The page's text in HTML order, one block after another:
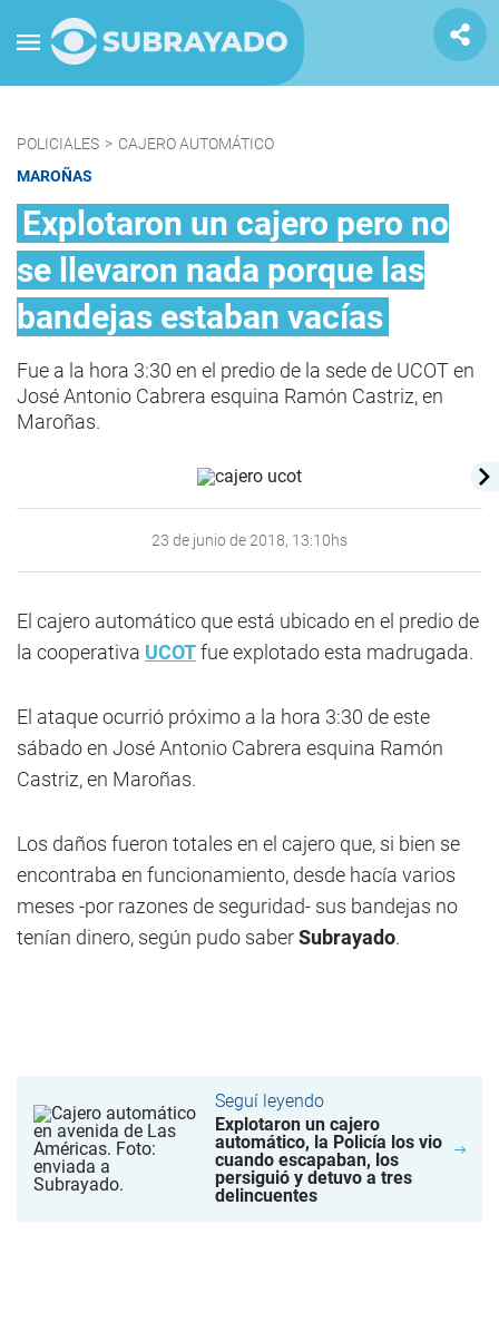
POLICIALES > CAJERO AUTOMÁTICO
MAROÑAS
Explotaron un cajero pero no
se llevaron nada porque las
bandejas estaban vacías
Fue a la hora 3:30 en el predio de la sede de UCOT en
José Antonio Cabrera esquina Ramón Castriz, en
Maroñas.
23 de junio de 2018, 13:10hs
El cajero automático que está ubicado en el predio de
la cooperativa UCOTfue explotado esta madrugada.
El ataque ocurrió próximo a la hora 3:30 de este
sábado en José Antonio Cabrera esquina Ramón
Castriz, en Maroñas.
Los daños fueron totales en el cajero que, si bien se
encontraba en funcionamiento, desde hacía varios
meses -por razones de seguridad- sus bandejas no
tenían dinero, según pudo saberSubrayado.
Seguí leyendo
Explotaron un cajero
automático, la Policía los vio
cuando escapaban, los
persiguió y detuvo a tres
delincuentes